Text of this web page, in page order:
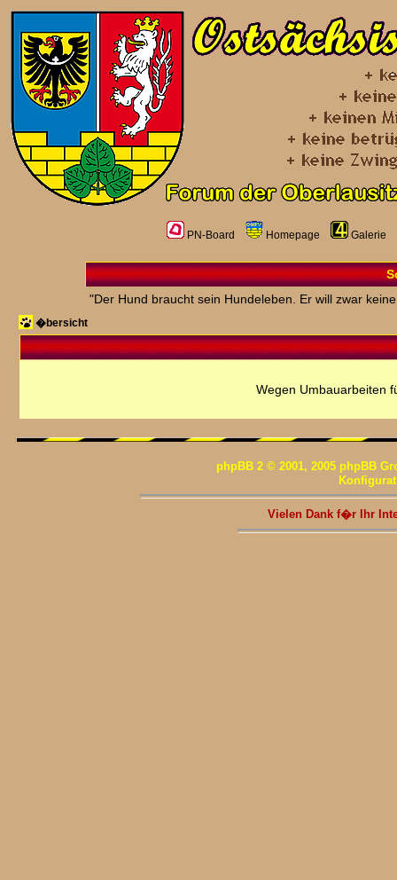
PN-Board Homepage Galerie
"Der Hund braucht sein Hundeleben. Er will zwar
�bersicht
Wegen Umbauarbeiten
phpBB 2 © 2001, 2005 phpBB
Vielen Dank f�r Ihr